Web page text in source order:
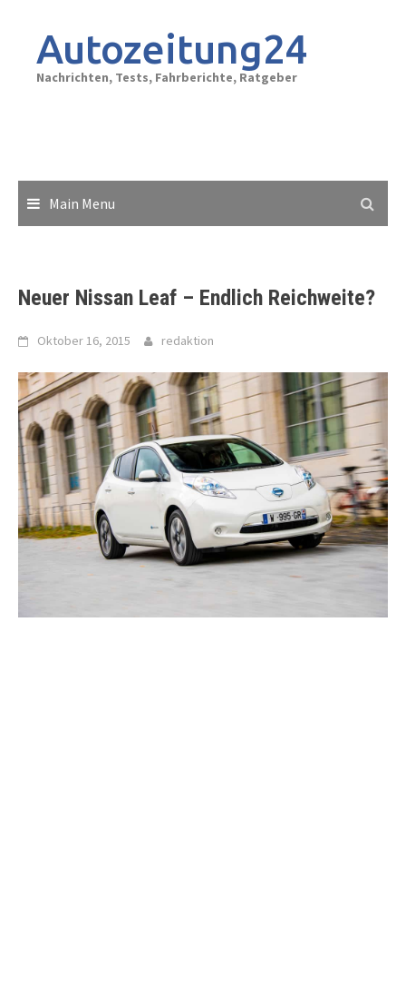
contentAutozeitung24
Nachrichten, Tests, Fahrberichte, Ratgeber
Main Menu
Neuer Nissan Leaf – Endlich Reichweite?
Oktober 16, 2015 redaktion